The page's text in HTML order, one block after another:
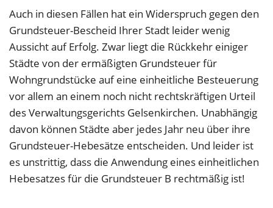
Auch in diesen Fällen hat ein Widerspruch gegen den
Grundsteuer-Bescheid Ihrer Stadt leider wenig
Aussicht auf Erfolg. Zwar liegt die Rückkehr einiger
Städte von der ermäßigten Grundsteuer für
Wohngrundstücke auf eine einheitliche Besteuerung
vor allem an einem noch nicht rechtskräftigen Urteil
des Verwaltungsgerichts Gelsenkirchen. Unabhängig
davon können Städte aber jedes Jahr neu über ihre
Grundsteuer-Hebesätze entscheiden. Und leider ist
es unstrittig, dass die Anwendung eines einheitlichen
Hebesatzes für die Grundsteuer B rechtmäßig ist!